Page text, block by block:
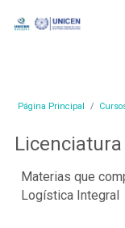
Moodle - Unidad de
Página Principal
Materias que
Logística Integral